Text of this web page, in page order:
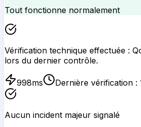
Tout fonctionne normalement
Vérification technique effectuée :
lors du dernier contrôle.
998ms Dernière vérification :
Aucun incident majeur signalé